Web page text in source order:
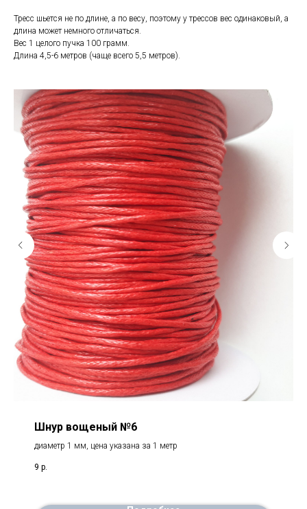
Тресс шьется не по длине, а по весу, поэтому у трессов вес одинаковый, а
длина может немного отличаться.
Вес 1 целого пучка 100 грамм.
Длина 4,5-6 метров (чаще всего 5,5 метров).
Шнур вощеный №6
диаметр 1 мм, цена указана за 1 метр
9 р.